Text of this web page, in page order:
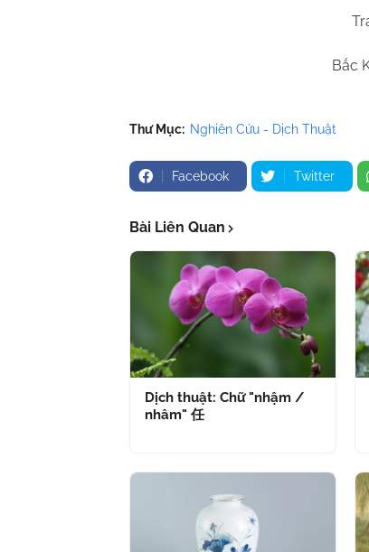
Bắc
Thư Mục: Nghiên Cứu - Dịch Thuật
Facebook Twitter
Bài Liên Quan
Dịch thuật: Chữ "nhậm /
nhâm" 任